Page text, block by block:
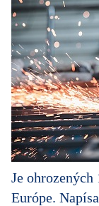
Je
Európe.